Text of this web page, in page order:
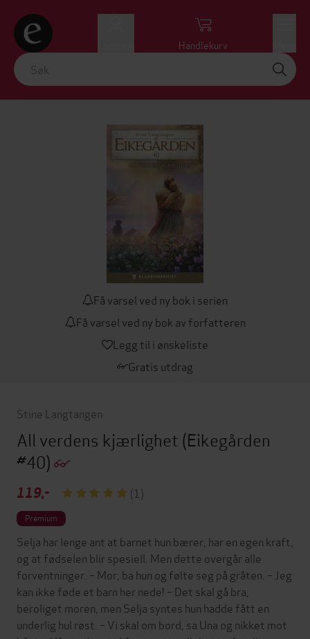
Handlekurv
Få varsel ved ny bok i serien
Få varsel ved ny bok av forfatteren
Legg til i ønskeliste
Gratis utdrag
Stine Langtangen
All verdens kjærlighet (Eikegården
#40)
119,- (1)
Premium
Selja har lenge ant at barnet hun bærer, har en egen kraft,
og at fødselen blir spesiell. Men dette overgår alle
forventninger. – Mor, ba hun og følte seg på gråten. – Jeg
kan ikke føde et barn her nede! – Det skal gå bra,
beroliget moren, men Selja syntes hun hadde fått en
underlig hul røst. – Vi skal om bord, sa Una og nikket mot